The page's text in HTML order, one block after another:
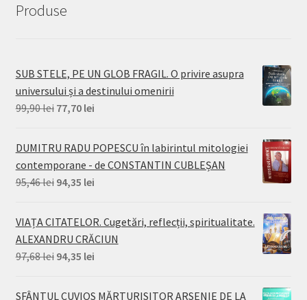
Produse
SUB STELE, PE UN GLOB FRAGIL. O privire asupra
universului și a destinului omenirii
99,90lei Prețul
a
99,90 lei.
77,70 leiPrețul
este:
77,70 lei.
DUMITRU RADU POPESCU în labirintul mitologiei
contemporane - de CONSTANTIN CUBLEȘAN
95,46lei Prețul
a
fost:
95,46 lei.
94,35 leiPrețul
este:
94,35 lei.
VIAȚA CITATELOR. Cugetări, reflecții, spiritualitate.
ALEXANDRU CRĂCIUN
97,68lei Prețul
a
94,35 leiPrețul
este:
SFÂNTUL CUVIOS MĂRTURISITOR ARSENIE DE LA